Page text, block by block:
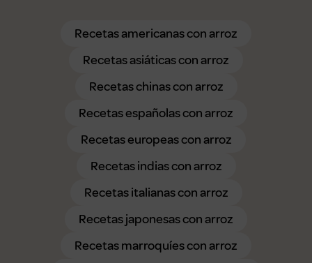
Recetas americanas con arroz
Recetas asiáticas con arroz
Recetas chinas con arroz
Recetas españolas con arroz
Recetas europeas con arroz
Recetas indias con arroz
Recetas italianas con arroz
Recetas japonesas con arroz
Recetas marroquíes con arroz